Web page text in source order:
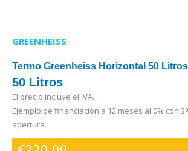
GREENHEISS
Termo Greenheiss Horizontal 50 Litros
50 Litros
El precio incluye el IVA.
Ejemplo de financiación a 12 meses al 0% con
apertura.